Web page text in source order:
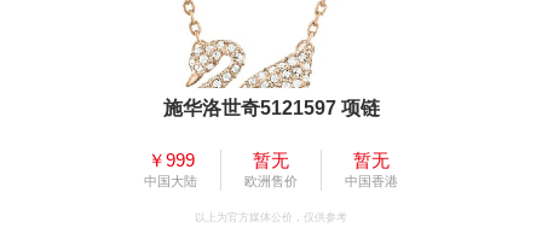
施华洛世奇5121597 项链
￥999
中国大陆
暂无
欧洲售价
暂无
中国香港
以上为官方媒体公价，仅供参考